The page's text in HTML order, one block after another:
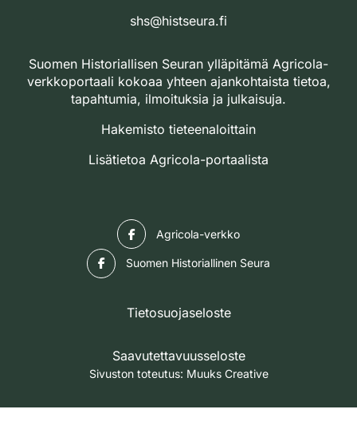
shs@histseura.fi
Suomen Historiallisen Seuran ylläpitämä Agricola-
verkkoportaali kokoaa yhteen ajankohtaista tietoa,
tapahtumia, ilmoituksia ja julkaisuja.
Hakemisto tieteenaloittain
Lisätietoa Agricola-portaalista
Agricola-verkko
Suomen Historiallinen Seura
Tietosuojaseloste
Saavutettavuusseloste
Sivuston toteutus: Muuks Creative